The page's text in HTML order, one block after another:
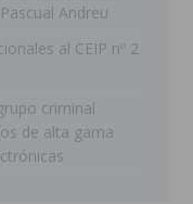
Andreu
al CEIP nº 2
criminal
de alta gama